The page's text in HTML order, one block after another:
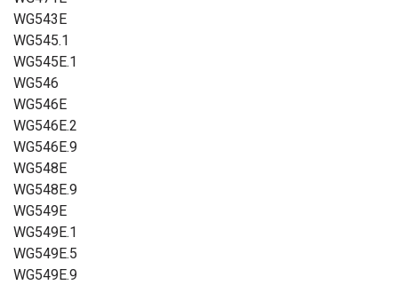
WG543E
WG545.1
WG545E.1
WG546
WG546E
WG546E.2
WG546E.9
WG548E
WG548E.9
WG549E
WG549E.1
WG549E.5
WG549E.9